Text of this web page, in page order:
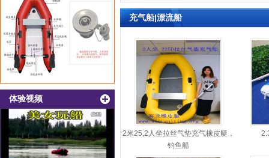
体验视频
充气船|漂流船
2米25,2人坐拉丝气垫充气橡皮艇，
钓鱼船